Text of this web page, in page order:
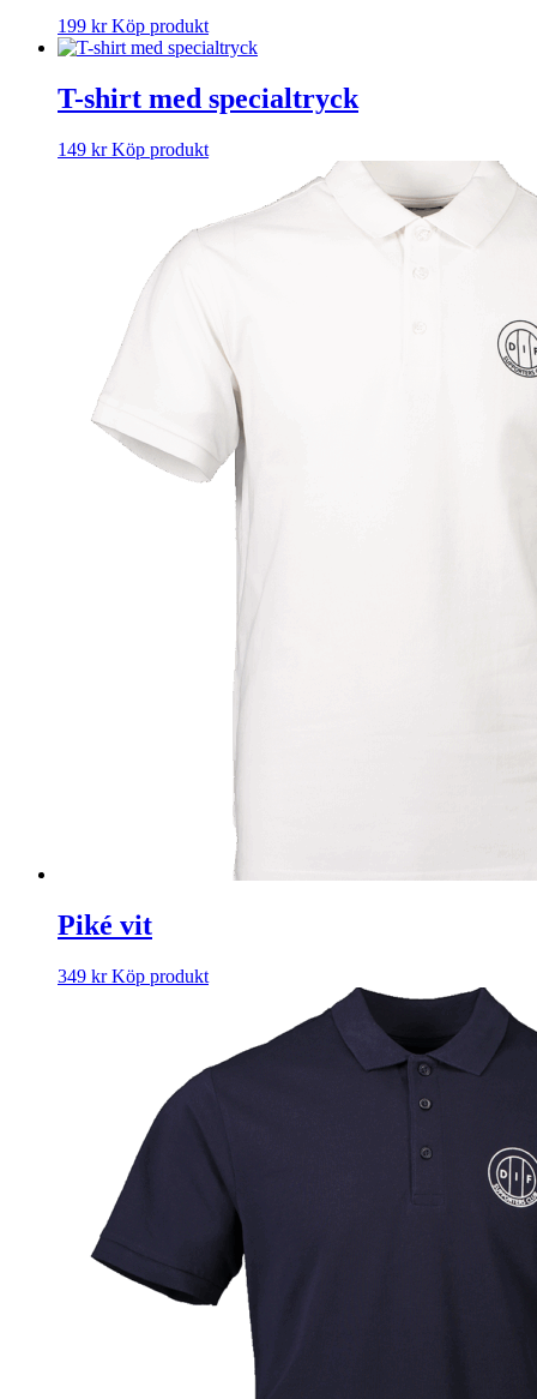
199 kr Köp produkt
T-shirt med specialtryck
149 kr Köp produkt
Piké vit
349 kr Köp produkt